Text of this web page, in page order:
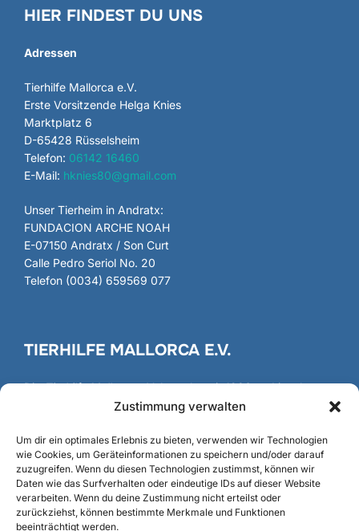
Zustimmung verwalten
Um dir ein optimales Erlebnis zu bieten, verwenden wir Technologien
wie Cookies, um Geräteinformationen zu speichern und/oder darauf
zuzugreifen. Wenn du diesen Technologien zustimmst, können wir
Daten wie das Surfverhalten oder eindeutige IDs auf dieser Website
verarbeiten. Wenn du deine Zustimmung nicht erteilst oder
zurückziehst, können bestimmte Merkmale und Funktionen
beeinträchtigt werden.
HIER FINDEST DU UNS
Adressen
Tierhilfe Mallorca e.V.
Erste Vorsitzende Helga Knies
Marktplatz 6
D-65428 Rüsselsheim
Telefon: 06142 16460
E-Mail: hknies80@gmail.com
Unser Tierheim in Andratx:
FUNDACION ARCHE NOAH
E-07150 Andratx / Son Curt
Calle Pedro Seriol No. 20
Telefon (0034) 659569 077
TIERHILFE MALLORCA E.V.
DieTierhilfe Mallorcae.V. besteht seit 1986 und ist als
gemeinnütziger Verein registriert und anerkannt.
Gründung/Fundación
SUCHE